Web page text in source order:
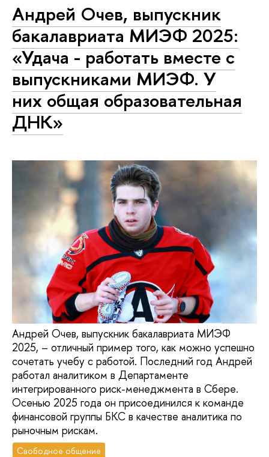
Андрей Очев, выпускник
бакалавриата МИЭФ 2025:
«Удача - работать вместе с
выпускниками МИЭФ. У
них общая образовательная
ДНК»
Андрей Очев, выпускник бакалавриата МИЭФ
2025, – отличный пример того, как можно успешно
сочетать учебу с работой. Последний год Андрей
работал аналитиком в Департаменте
интегрированного риск-менеджмента в Сбере.
Осенью 2025 года он присоединился к команде
финансовой группы БКС в качестве аналитика по
рыночным рискам.
Свободное общение